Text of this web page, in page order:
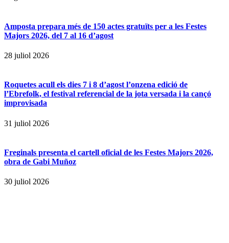
Amposta prepara més de 150 actes gratuïts per a les Festes
Majors 2026, del 7 al 16 d’agost
28 juliol 2026
Roquetes acull els dies 7 i 8 d’agost l’onzena edició de
l’Ebrefolk, el festival referencial de la jota versada i la cançó
improvisada
31 juliol 2026
Freginals presenta el cartell oficial de les Festes Majors 2026,
obra de Gabi Muñoz
30 juliol 2026